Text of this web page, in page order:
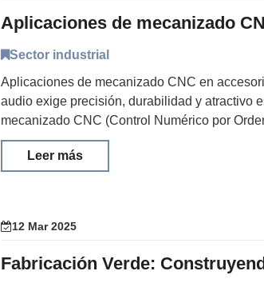
Sector industrial
Aplicaciones de mecanizado CNC en
audio exige precisión, durabilidad y atractivo
mecanizado CNC (Control Numérico por
Leer más
12 Mar 2025